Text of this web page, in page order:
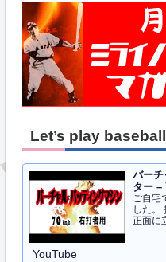
Let’s play
バーチ
ター –
ご自宅
した。
正面に
YouTube